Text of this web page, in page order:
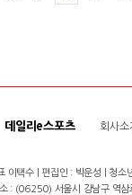
데일리e스포츠 회사소
이택수 | 편집인 : 박운성 |
: (06250) 서울시 강남구